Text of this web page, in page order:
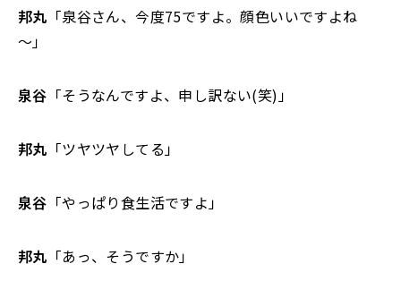
邦丸 「泉谷さん、今度75ですよ。顔色いいですよね
～」
泉谷 「そうなんですよ、申し訳ない(笑)」
邦丸 「ツヤツヤしてる」
泉谷 「やっぱり食生活ですよ」
邦丸 「あっ、そうですか」